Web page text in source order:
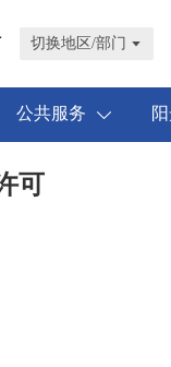
切换地区/部门
公共服务
可